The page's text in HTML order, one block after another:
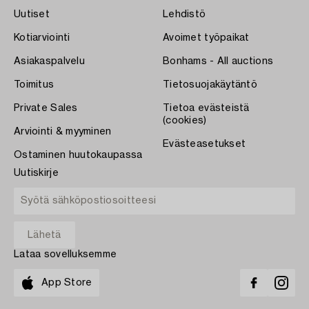
Uutiset
Kotiarviointi
Asiakaspalvelu
Toimitus
Private Sales
Arviointi & myyminen
Ostaminen huutokaupassa
Lehdistö
Avoimet työpaikat
Bonhams - All auctions
Tietosuojakäytäntö
Tietoa evästeistä
(cookies)
Evästeasetukset
Uutiskirje
Lataa sovelluksemme
App Store